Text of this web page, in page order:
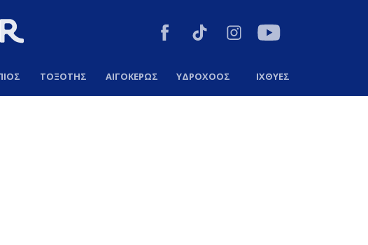
ΤΟΞΟΤΗΣ ΑΙΓΟΚΕΡΩΣ ΥΔΡΟΧΟΟΣ ΙΧΘΥΕΣ